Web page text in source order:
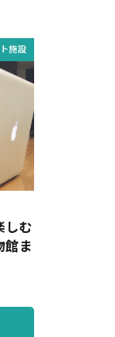
施設
しむ
館ま